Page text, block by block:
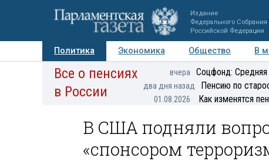
Издание
Федерального Собрания
Российской Федерации
Политика Экономика Общество В
Авторы Персоны Мнения Регионы
Все о пенсиях
в России
вчера Соцфонд: Средняя
два дня назад Пенсию по
01.08.2026 Как изменятся
В США подняли
«спонсором